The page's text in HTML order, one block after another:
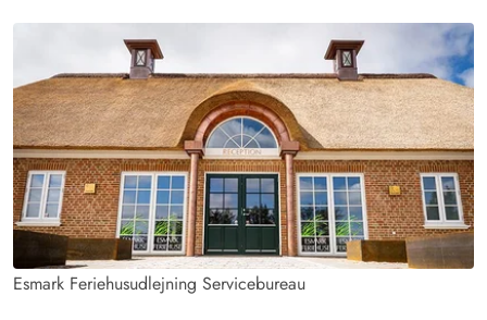
Esmark Feriehusudlejning Servicebureau